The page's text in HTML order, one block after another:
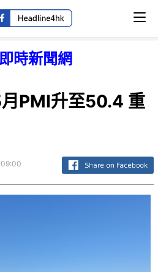
時新聞網
PMI升至50.4 重